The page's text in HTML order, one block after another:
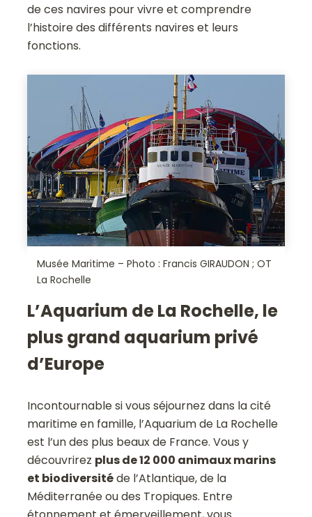
de ces navires pour vivre et comprendre
l’histoire des différents navires et leurs
fonctions.
Musée Maritime – Photo : Francis GIRAUDON ; OT
La Rochelle
L’Aquarium de La Rochelle, le
plus grand aquarium privé
d’Europe
Incontournable si vous séjournez dans la cité
maritime en famille, l’Aquarium de La Rochelle
est l’un des plus beaux de France. Vous y
découvrirez plus de 12 000 animaux marins
et biodiversitéde l’Atlantique, de la
Méditerranée ou des Tropiques. Entre